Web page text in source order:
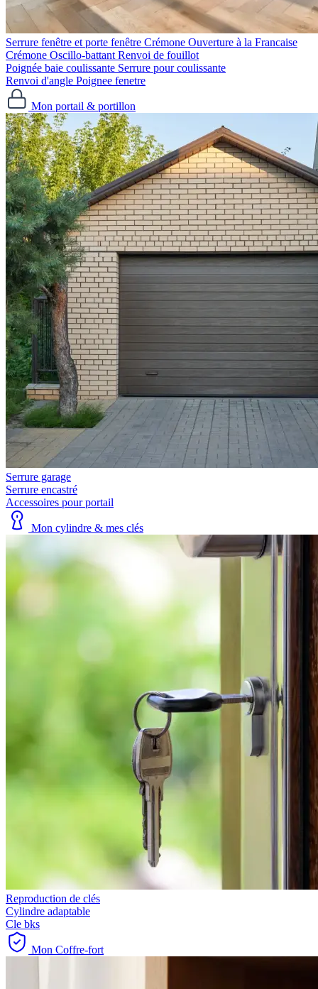
Serrure fenêtre et porte fenêtre
Crémone Ouverture à la Francaise
Crémone Oscillo-battant Renvoi de fouillot
Poignée baie coulissante Serrure pour coulissante
Renvoi d'angle Poignee fenetre
Mon portail & portillon
Serrure garage
Serrure encastré
Accessoires pour portail
Mon cylindre & mes clés
Reproduction de clés
Cylindre adaptable
Cle bks
Mon Coffre-fort